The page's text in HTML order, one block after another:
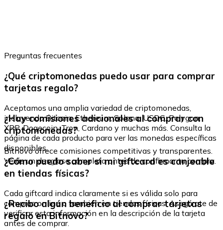
Preguntas frecuentes
¿Qué criptomonedas puedo usar para comprar
tarjetas regalo?
Aceptamos una amplia variedad de criptomonedas,
incluyendo Bitcoin, Ethereum, Solana, USDC, Polygon,
XRP, Dogecoin, Tron, Cardano y muchas más. Consulta la
página de cada producto para ver las monedas específicas
disponibles.
¿Hay comisiones adicionales al comprar con
criptomonedas?
Bitnovo ofrece comisiones competitivas y transparentes.
Verás un desglose completo antes de confirmar tu compra.
¿Cómo puedo saber si mi giftcard es canjeable
en tiendas físicas?
Cada giftcard indica claramente si es válida solo para
compras online o también en tiendas físicas. Asegúrate de
verificar esta información en la descripción de la tarjeta
antes de comprar.
¿Recibo algún beneficio al comprar tarjetas
regalo en Bitnovo?